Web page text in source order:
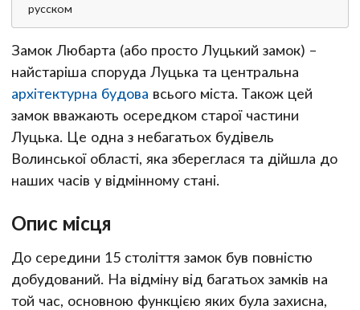
русском
Замок Любарта (або просто Луцький замок) –
найстаріша споруда Луцька та центральна
архітектурна будова всього міста. Також цей
замок вважають осередком старої частини
Луцька. Це одна з небагатьох будівель
Волинської області, яка збереглася та дійшла до
наших часів у відмінному стані.
Опис місця
До середини 15 століття замок був повністю
добудований. На відміну від багатьох замків на
той час, основною функцією яких була захисна,